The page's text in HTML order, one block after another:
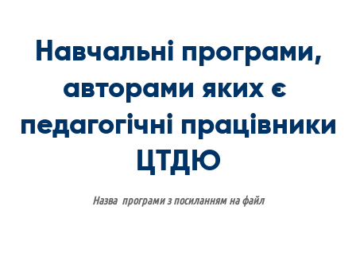
Навчальні програми,
авторами яких є
педагогічні працівники
ЦТДЮ
Назва програми з посиланням на файл